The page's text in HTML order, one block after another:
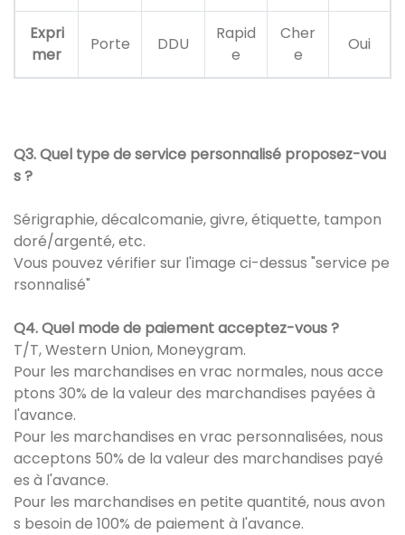
Expri
mer
Porte DDU
Rapid
e
Cher
e
Oui
Q3. Quel type de service personnalisé proposez-vou
s ?
Sérigraphie, décalcomanie, givre, étiquette, tampon
doré/argenté, etc.
Vous pouvez vérifier sur l'image ci-dessus "service pe
rsonnalisé"
Q4. Quel mode de paiement acceptez-vous ?
T/T, Western Union, Moneygram.
Pour les marchandises en vrac normales, nous acce
ptons 30% de la valeur des marchandises payées à
l'avance.
Pour les marchandises en vrac personnalisées, nous
acceptons 50% de la valeur des marchandises payé
es à l'avance.
Pour les marchandises en petite quantité, nous avon
s besoin de 100% de paiement à l'avance.